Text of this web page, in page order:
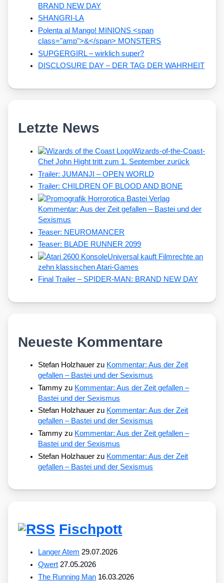
BRAND NEW DAY
SHANGRI-LA
Polenta al Mango! MINIONS <span
class="amp">&</span> MONSTERS
SUPGERGIRL – wirklich super?
DISCLOSURE DAY – DER TAG DER WAHRHEIT
Letzte News
Wizards-of-the-Coast-
Chef John Hight tritt zum 1. September zurück
Trailer: JUMANJI – OPEN WORLD
Trailer: CHILDREN OF BLOOD AND BONE
Kommentar: Aus der Zeit gefallen – Bastei und der
Sexismus
Teaser: NEUROMANCER
Teaser: BLADE RUNNER 2099
Universal kauft Filmrechte an
zehn klassischen Atari-Games
Final Trailer – SPIDER-MAN: BRAND NEW DAY
Neueste Kommentare
Stefan Holzhauer zu Kommentar: Aus der Zeit
gefallen – Bastei und der Sexismus
Tammy zu Kommentar: Aus der Zeit gefallen –
Bastei und der Sexismus
Stefan Holzhauer zu Kommentar: Aus der Zeit
gefallen – Bastei und der Sexismus
Tammy zu Kommentar: Aus der Zeit gefallen –
Bastei und der Sexismus
Stefan Holzhauer zu Kommentar: Aus der Zeit
gefallen – Bastei und der Sexismus
Fischpott
Langer Atem 29.07.2026
Qwert 27.05.2026
The Running Man 16.03.2026